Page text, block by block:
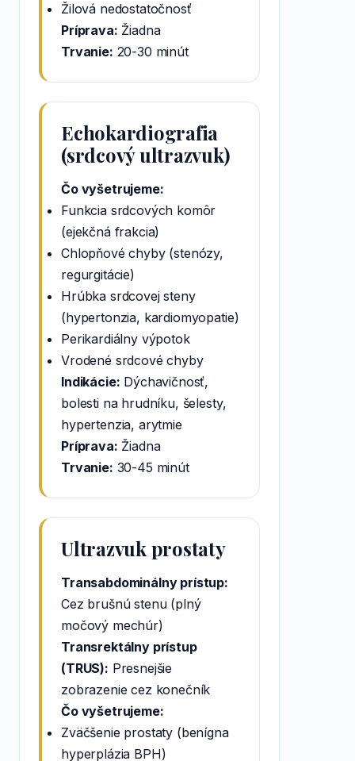
Žilová nedostatočnosť
Príprava: Žiadna
Trvanie: 20-30 minút
Echokardiografia
(srdcový ultrazvuk)
Čo vyšetrujeme:
Funkcia srdcových komôr
(ejekčná frakcia)
Chlopňové chyby (stenózy,
regurgitácie)
Hrúbka srdcovej steny
(hypertonzia, kardiomyopatie)
Perikardiálny výpotok
Vrodené srdcové chyby
Indikácie: Dýchavičnosť,
bolesti na hrudníku, šelesty,
hypertenzia, arytmie
Príprava: Žiadna
Trvanie: 30-45 minút
Ultrazvuk prostaty
Transabdominálny prístup:
Cez brušnú stenu (plný
močový mechúr)
Transrektálny prístup
(TRUS): Presnejšie
zobrazenie cez konečník
Čo vyšetrujeme:
Zväčšenie prostaty (benígna
hyperplázia BPH)